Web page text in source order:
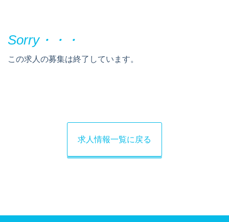
この求人の募集は終了しています。
求人情報一覧に戻る